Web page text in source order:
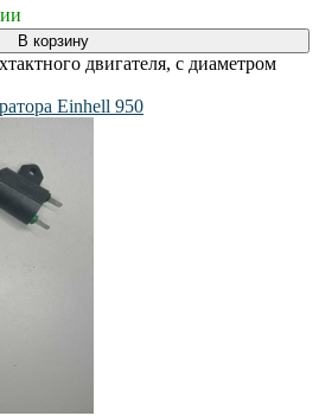
В корзину
двигателя, с диаметром
Einhell 950